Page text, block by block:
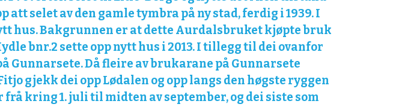
att selet av den gamle tymbra på ny stad, ferdig i 1939. I
hus. Bakgrunnen er at dette Aurdals­bruket kjøpte bruk
bnr.2 sette opp nytt hus i 2013. I tillegg til dei ovanfor
Då fleire av brukarane på Gunnarsete
gjekk dei opp Lødalen og opp langs den høgste ryggen
kring 1. juli til midten av september, og dei siste som